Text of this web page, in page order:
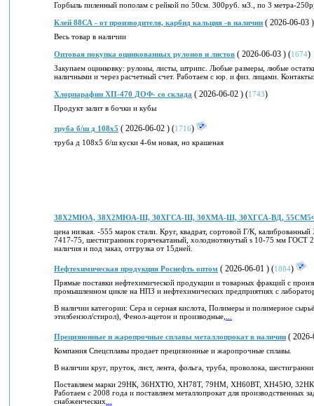
Горбыль пиленный пополам с рейкой по 50см. 300руб. м3., по 3 метра-
Клей 88СА - от производителя, карбид кальция -в наличии ( 2026-06-03
Весь товар в наличии
Оптовая покупка оцинкованных рулонов и листов ( 2026-06-03 ) (1674)
Закупаем оцинковку: рулоны, листы, штрипс. Любые размеры, любые
наличными и через расчетный счет. Работаем с юр. и физ. лицами.
Хлорпарафин ХП-470 ДОФ- со склада ( 2026-06-02 ) (1743)
Продукт залит в бочки и кубы
труба б/ш д 108х5 ( 2026-06-02 ) (1716)
труба д 108х5 б/ш куски 4-6м новая, но крашеная
38Х2МЮА, 38Х2МЮА-Ш, З0ХГСА-Ш, 30ХМА-Ш, З0ХГСА-ВД,
цена низкая. -555 марок стали. Круг, квадрат, сортовой Г/К,
7417-75, шестигранник горячекатаный, холоднотянутый s 10-75 мм
наличия и под заказ, отгрузка от 15дней.
Нефтехимическая продукция Роснефть оптом ( 2026-06-01 ) (1884)
Прямые поставки нефтехимической продукции и товарных фракций с
промышленном цикле на НПЗ и нефтехимических предприятиях с
В наличии категории: Сера и серная кислота, Полимеры и полимерное
этилбензол/стирол), Фенол-ацетон и производные,
Прецизионные и жаропрочные сплавы металлопрокат в наличии (
Компания Спецсплавы продает прецизионные и жаропрочные сплавы.
В наличии круг, пруток, лист, лента, фольга, труба, проволока,
Поставляем марки 29НК, 36НХТЮ, ХН78Т, 79НМ, ХН60ВТ, ХН45Ю,
Работаем с 2008 года и поставляем металлопрокат для производственных
снабженческих